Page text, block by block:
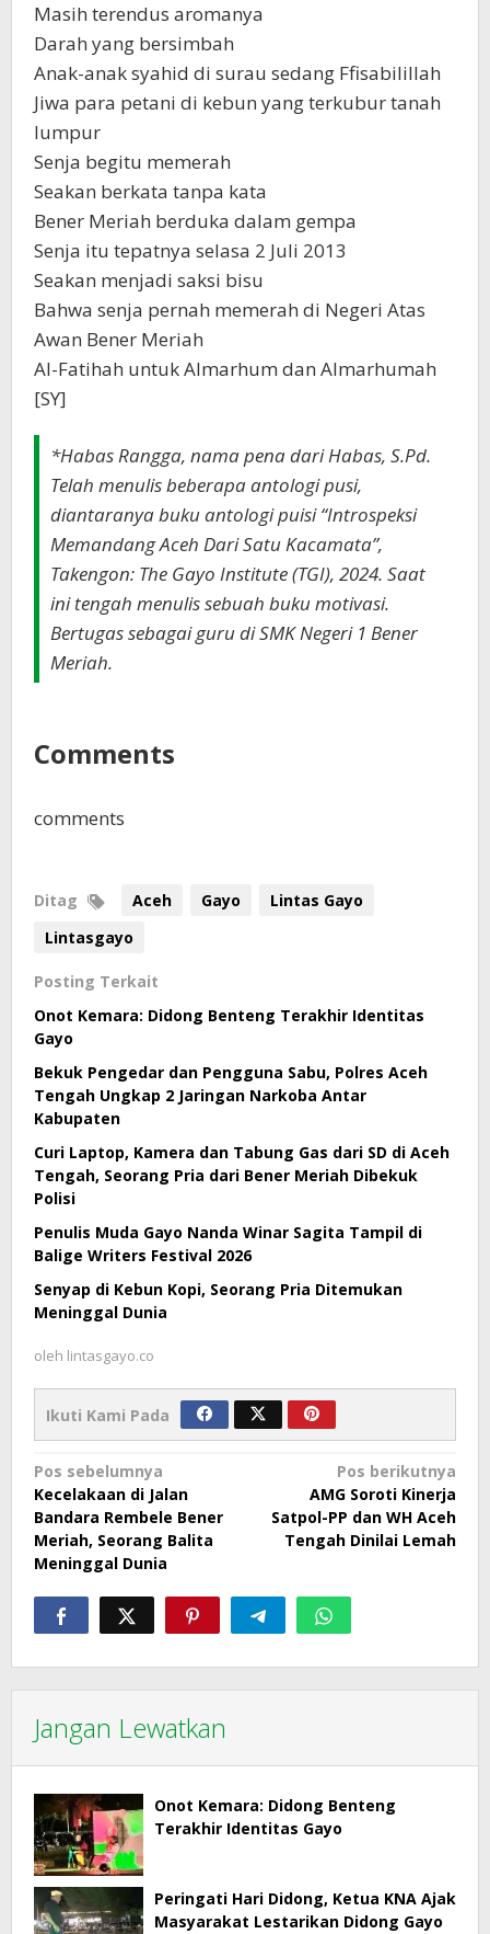
Masih terendus aromanya
Darah yang bersimbah
Anak-anak syahid di surau sedang Ffisabilillah
Jiwa para petani di kebun yang terkubur tanah
lumpur
Senja begitu memerah
Seakan berkata tanpa kata
Bener Meriah berduka dalam gempa
Senja itu tepatnya selasa 2 Juli 2013
Seakan menjadi saksi bisu
Bahwa senja pernah memerah di Negeri Atas
Awan Bener Meriah
Al-Fatihah untuk Almarhum dan Almarhumah
[SY]
*Habas Rangga, nama pena dari Habas, S.Pd.
Telah menulis beberapa antologi pusi,
diantaranya buku antologi puisi “Introspeksi
Memandang Aceh Dari Satu Kacamata”,
Takengon: The Gayo Institute (TGI), 2024. Saat
ini tengah menulis sebuah buku motivasi.
Bertugas sebagai guru di SMK Negeri 1 Bener
Meriah.
Comments
comments
Ditag Aceh Gayo
Lintas Gayo
Lintasgayo
Posting Terkait
Onot Kemara: Didong Benteng Terakhir Identitas
Gayo
Bekuk Pengedar dan Pengguna Sabu, Polres Aceh
Tengah Ungkap 2 Jaringan Narkoba Antar
Kabupaten
Curi Laptop, Kamera dan Tabung Gas dari SD di Aceh
Tengah, Seorang Pria dari Bener Meriah Dibekuk
Polisi
Penulis Muda Gayo Nanda Winar Sagita Tampil di
Balige Writers Festival 2026
Senyap di Kebun Kopi, Seorang Pria Ditemukan
Meninggal Dunia
oleh lintasgayo.co
Ikuti Kami Pada
Navigasi
pos
Pos sebelumnya
Kecelakaan di Jalan
Bandara Rembele Bener
Meriah, Seorang Balita
Meninggal Dunia
Pos berikutnya
AMG Soroti Kinerja
Satpol-PP dan WH Aceh
Tengah Dinilai Lemah
Jangan Lewatkan
Onot Kemara: Didong Benteng
Terakhir Identitas Gayo
Peringati Hari Didong, Ketua KNA Ajak
Masyarakat Lestarikan Didong Gayo